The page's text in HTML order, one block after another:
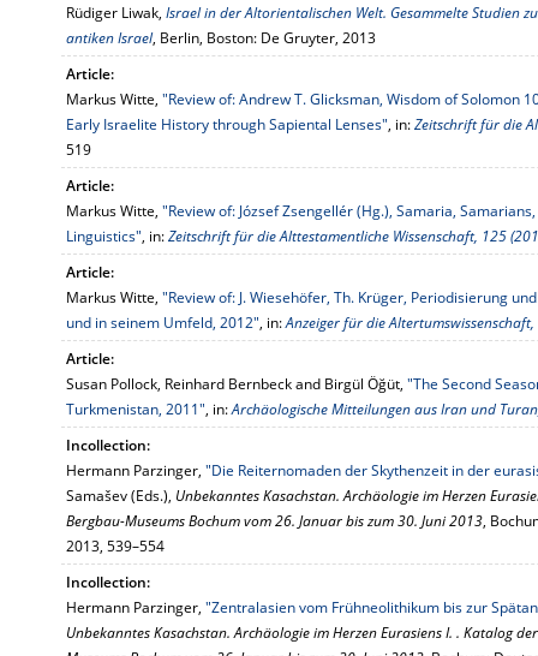
Rüdiger Liwak, Israel in der Altorientalischen Welt. Gesammelte Studien
antiken Israel, Berlin, Boston: De Gruyter, 2013
Article:
Markus Witte, "Review of: Andrew T. Glicksman, Wisdom of Solomon
Early Israelite History through Sapiental Lenses", in:Zeitschrift für die
519
Article:
Markus Witte, "Review of: József Zsengellér (Hg.), Samaria,
Linguistics", in:Zeitschrift für die Alttestamentliche Wissenschaft, 125
Article:
Markus Witte, "Review of: J. Wiesehöfer, Th. Krüger, Periodisierung
und in seinem Umfeld, 2012", in:Anzeiger für die
Article:
Susan Pollock, Reinhard Bernbeck and Birgül Öğüt, "The Second
Turkmenistan, 2011", in:Archäologische Mitteilungen aus Iran und
Incollection:
Hermann Parzinger, "Die Reiternomaden der Skythenzeit in der
Samašev (Eds.), Unbekanntes Kasachstan. Archäologie im Herzen
Bergbau-Museums Bochum vom 26. Januar bis zum 30. Juni 2013,
2013, 539–554
Incollection:
Hermann Parzinger, "Zentralasien vom Frühneolithikum bis zur
Unbekanntes Kasachstan. Archäologie im Herzen Eurasiens I. . Katalog